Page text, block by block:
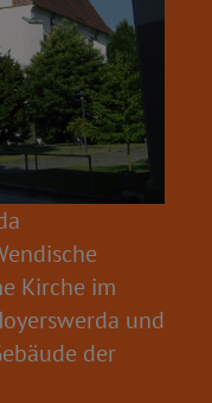
Kirche im
und
der